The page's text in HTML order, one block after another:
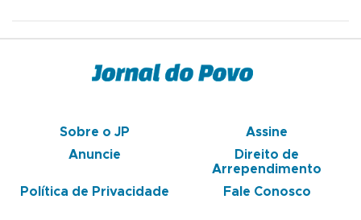
Sobre o JP
Assine
Anuncie
Direito de
Arrependimento
Política de Privacidade
Fale Conosco